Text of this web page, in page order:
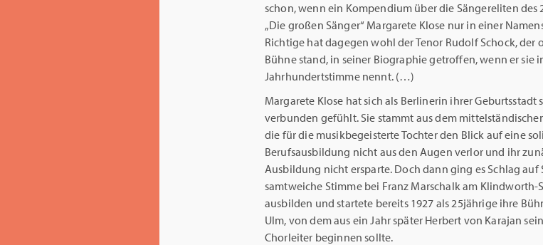
schon, wenn ein Kompendium über die Sängereliten des
„Die großen Sänger“ Margarete Klose nur in einer
Richtige hat dagegen wohl der Tenor Rudolf Schock, der
Bühne stand, in seiner Biographie getroffen, wenn er sie
Jahrhundertstimme nennt. (…)
Margarete Klose hat sich als Berlinerin ihrer Geburtsstadt
verbunden gefühlt. Sie stammt aus dem
die für die musikbegeisterte Tochter den Blick auf eine
Berufsausbildung nicht aus den Augen verlor und ihr
Ausbildung nicht ersparte. Doch dann ging es Schlag auf
samtweiche Stimme bei Franz Marschalk am
ausbilden und startete bereits 1927 als 25jährige ihre
Ulm, von dem aus ein Jahr später Herbert von Karajan
Chorleiter beginnen sollte.